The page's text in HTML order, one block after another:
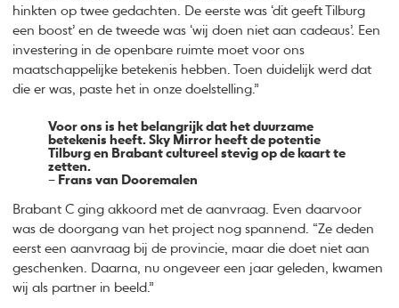
hinkten op twee gedachten. De eerste was ‘dit geeft Tilburg
een boost’ en de tweede was ‘wij doen niet aan cadeaus’. Een
investering in de openbare ruimte moet voor ons
maatschappelijke betekenis hebben. Toen duidelijk werd dat
die er was, paste het in onze doelstelling.”
Voor ons is het belangrijk dat het duurzame
betekenis heeft. Sky Mirror heeft de potentie
Tilburg en Brabant cultureel stevig op de kaart te
zetten.
– Frans van Dooremalen
Brabant C ging akkoord met de aanvraag. Even daarvoor
was de doorgang van het project nog spannend. “Ze deden
eerst een aanvraag bij de provincie, maar die doet niet aan
geschenken. Daarna, nu ongeveer een jaar geleden, kwamen
wij als partner in beeld.”